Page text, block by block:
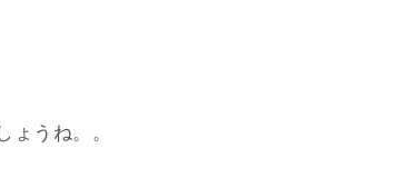
ょうね。。